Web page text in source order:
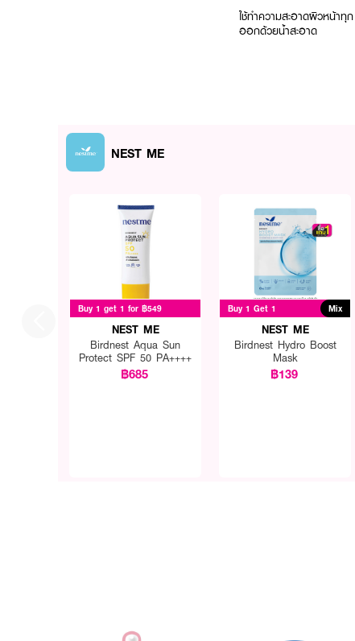
ใช้ทำความสะอาดผิวหน้าทุ
ออกด้วยน้ำสะอาด
NEST ME
Buy 1 get 1 for ฿549
NEST ME
Birdnest Aqua Sun
Protect SPF 50 PA++++
฿685
Buy 1 Get 1 Mix
NEST ME
Birdnest Hydro Boost
Mask
฿139